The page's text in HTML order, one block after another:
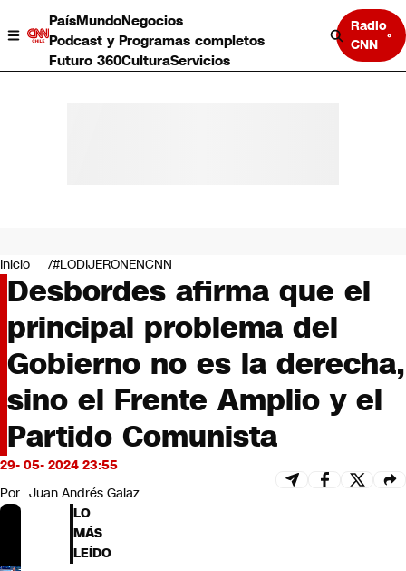
PaísMundoNegocios
Podcast y Programas completos
Futuro 360CulturaServicios
Radio
CNN
Negocios
Deportes
Programas completos
Cultura
Servicios
Bits
CNN tiempo
Futuro 360
Opinión
Inicio #LODIJERONENCNN
Desbordes afirma que el
principal problema del
Gobierno no es la derecha,
sino el Frente Amplio y el
Partido Comunista
29- 05- 2024 23:55
Por Juan Andrés Galaz
LO
MÁS
LEÍDO